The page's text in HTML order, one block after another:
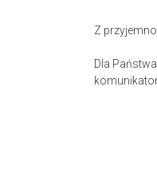
Z
Dla